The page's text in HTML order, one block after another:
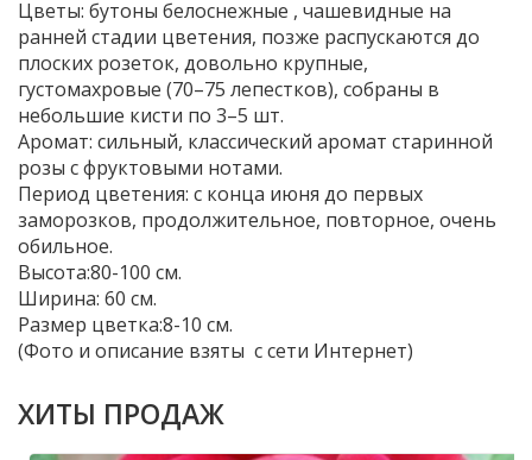
Цветы: бутоны белоснежные , чашевидные на
ранней стадии цветения, позже распускаются до
плоских розеток, довольно крупные,
густомахровые (70–75 лепестков), собраны в
небольшие кисти по 3–5 шт.
Аромат: сильный, классический аромат старинной
розы с фруктовыми нотами.
Период цветения: с конца июня до первых
заморозков, продолжительное, повторное, очень
обильное.
Высота:80-100 см.
Ширина: 60 см.
Размер цветка:8-10 см.
(Фото и описание взяты с сети Интернет)
ХИТЫ ПРОДАЖ